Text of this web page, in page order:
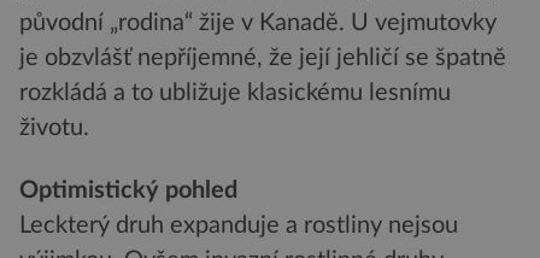
původní „rodina“ žije v Kanadě. U vejmutovky
je obzvlášť nepříjemné, že její jehličí se špatně
rozkládá a to ubližuje klasickému lesnímu
životu.
Optimistický pohled
Leckterý druh expanduje a rostliny nejsou